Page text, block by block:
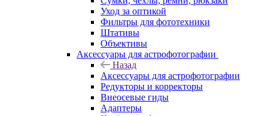
Уход за оптикой
Фильтры для фототехники
Штативы
Объективы
Аксессуары для астрофотографии
Назад
Аксессуары для астрофотографии
Редукторы и корректоры
Внеосевые гиды
Адаптеры